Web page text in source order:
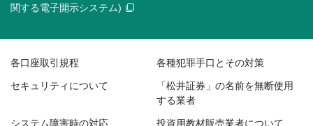
関する電子開示システム)
各口座取引規程 各種犯罪手口とその対策
セキュリティについて
「松井証券」の名前を無断使用
する業者
システム障害時の対応 投資用教材販売業者について